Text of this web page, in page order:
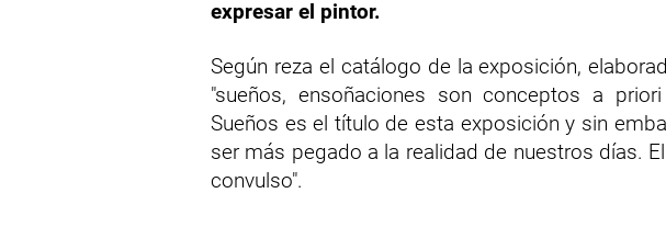
expresar el pintor.
Según reza el catálogo de la exposición,
"sueños, ensoñaciones son conceptos a
Sueños es el título de esta exposición y sin
ser más pegado a la realidad de nuestros días.
convulso".